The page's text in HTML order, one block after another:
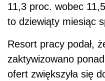
11,3 proc. wobec
to dziewiąty miesiąc
Resort pracy podał,
zaktywizowano
ofert zwiększyła się